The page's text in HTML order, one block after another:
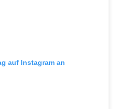
auf Instagram an